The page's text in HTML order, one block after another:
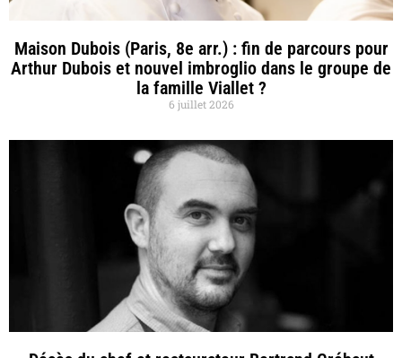
Maison Dubois (Paris, 8e arr.) : fin de parcours pour
Arthur Dubois et nouvel imbroglio dans le groupe de
la famille Viallet ?
6 juillet 2026